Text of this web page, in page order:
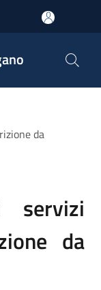
da
servizi
da